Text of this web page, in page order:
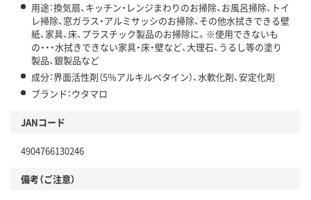
用途：換気扇、キッチン・レンジまわりのお掃除、お風呂掃除、トイ
レ掃除、窓ガラス・アルミサッシのお掃除、その他水拭きできる壁
紙、家具、床、プラスチック製品のお掃除に。※使用できないも
の・・・水拭きできない家具・床・壁など、大理石、うるし等の塗り
製品、銀製品など
成分：界面活性剤（5％アルキルベタイン）、水軟化剤、安定化剤
ブランド：ウタマロ
JANコード
4904766130246
備考（ご注意）